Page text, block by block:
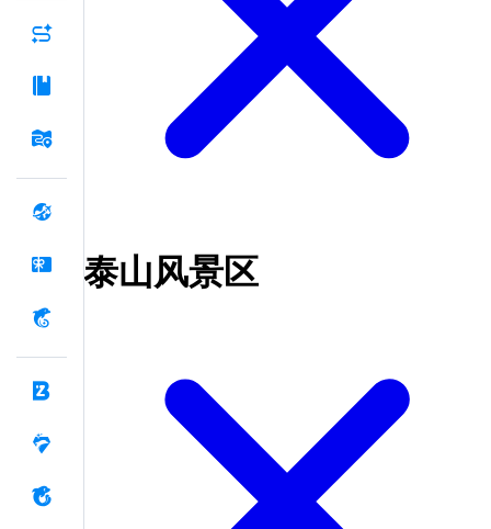
泰山风景区